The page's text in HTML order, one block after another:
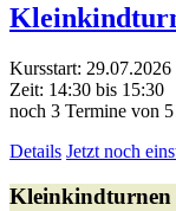
Kursstart:
Zeit: 14:30 bis 15:30
noch 3 Termine von 5
Details Jetzt noch
Kleinkindturnen